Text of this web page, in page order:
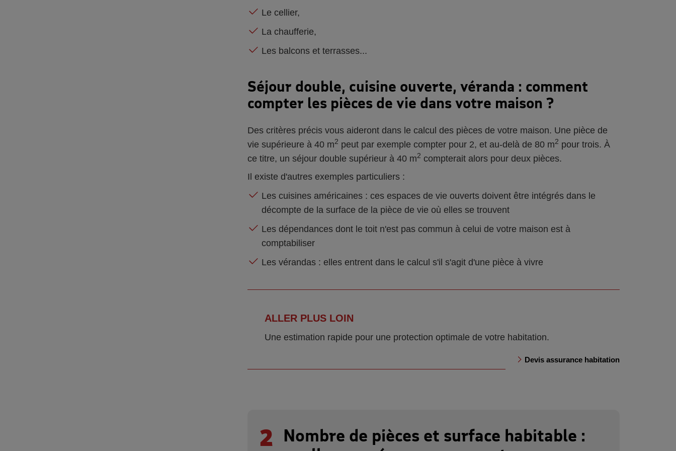
Le cellier,
La chaufferie,
Les balcons et terrasses...
Séjour double, cuisine ouverte, véranda : comment
compter les pièces de vie dans votre maison ?
Des critères précis vous aideront dans le calcul des pièces de votre maison. Une pièce de
vie supérieure à 40 m2 peut par exemple compter pour 2, et au-delà de 80 m2 pour trois. À
ce titre, un séjour double supérieur à 40 m2 compterait alors pour deux pièces.
Il existe d'autres exemples particuliers :
Les cuisines américaines : ces espaces de vie ouverts doivent être intégrés dans le
décompte de la surface de la pièce de vie où elles se trouvent
Les dépendances dont le toit n'est pas commun à celui de votre maison est à
comptabiliser
Les vérandas : elles entrent dans le calcul s'il s'agit d'une pièce à vivre
ALLER PLUS LOIN
Une estimation rapide pour une protection optimale de votre habitation.
Devis assurance habitation
2
Nombre de pièces et surface habitable :